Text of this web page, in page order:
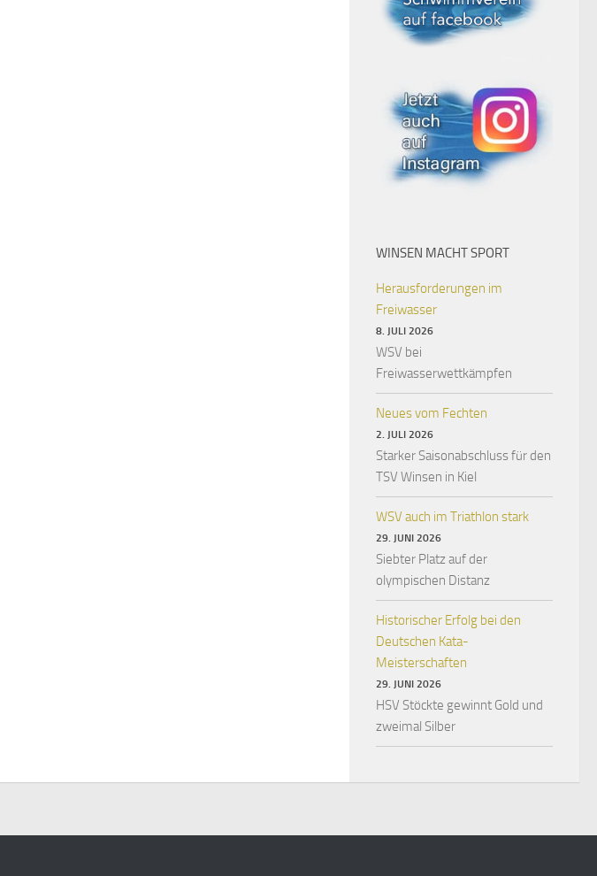
WINSEN MACHT SPORT
Herausforderungen im
Freiwasser
8. JULI 2026
WSV bei
Freiwasserwettkämpfen
Neues vom Fechten
2. JULI 2026
Starker Saisonabschluss für den
TSV Winsen in Kiel
WSV auch im Triathlon stark
29. JUNI 2026
Siebter Platz auf der
olympischen Distanz
Historischer Erfolg bei den
Deutschen Kata-
Meisterschaften
29. JUNI 2026
HSV Stöckte gewinnt Gold und
zweimal Silber